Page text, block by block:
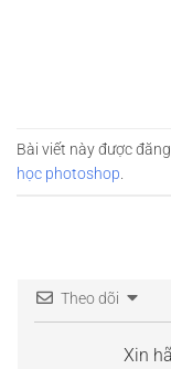
Bài viết này được
học photoshop
Theo dõi
Xin